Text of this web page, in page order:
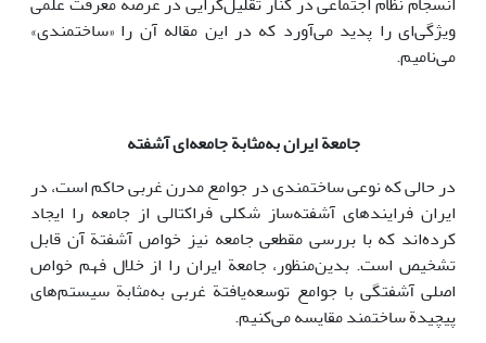
ویژگی‌ای را پدید می‌آورد که در این مقاله آن را «ساختمندی»
می‌نامیم.
جامعة ایران به‌مثابة جامعه‌ای آشفته
در حالی که نوعی ساختمندی در جوامع مدرن غربی حاکم است، در
ایران فرایندهای آشفته‌ساز شکلی فراکتالی از جامعه را ایجاد
کرده‌اند که با بررسی مقطعی جامعه نیز خواص آشفتة آن قابل
تشخیص است. بدین‌منظور، جامعة ایران را از خلال فهم خواص
اصلی آشفتگی با جوامع توسعه‌یافتة غربی به‌مثابة سیستم‌های
پیچیدة ساختمند مقایسه می‌کنیم.